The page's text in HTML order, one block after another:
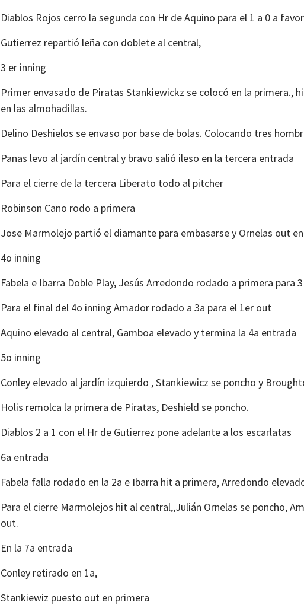
Diablos Rojos cerro la segunda con Hr de Aquino para el 1 a 0 a
Gutierrez repartió leña con doblete al central,
3 er inning
Primer envasado de Piratas Stankiewickz se colocó en la primera.,
en las almohadillas.
Delino Deshielos se envaso por base de bolas. Colocando tres
Panas levo al jardín central y bravo salió ileso en la tercera entrada
Para el cierre de la tercera Liberato todo al pitcher
Robinson Cano rodo a primera
Jose Marmolejo partió el diamante para embasarse y Ornelas out
4o inning
Fabela e Ibarra Doble Play, Jesús Arredondo rodado a primera para
Para el final del 4o inning Amador rodado a 3a para el 1er out
Aquino elevado al central, Gamboa elevado y termina la 4a entrada
5o inning
Conley elevado al jardín izquierdo , Stankiewicz se poncho y
Holis remolca la primera de Piratas, Deshield se poncho.
Diablos 2 a 1 con el Hr de Gutierrez pone adelante a los escarlatas
6a entrada
Fabela falla rodado en la 2a e Ibarra hit a primera, Arredondo
Para el cierre Marmolejos hit al central,,Julián Ornelas se poncho,
out.
En la 7a entrada
Conley retirado en 1a,
Stankiewiz puesto out en primera